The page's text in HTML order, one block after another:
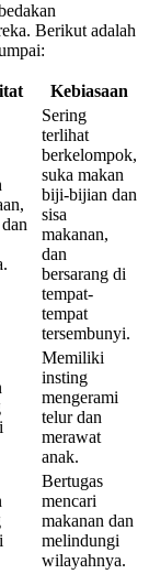
Berikut adalah
Kebiasaan
Sering
terlihat
berkelompok,
suka makan
biji-bijian dan
sisa
makanan,
dan
bersarang di
tempat-
tempat
tersembunyi.
Memiliki
insting
mengerami
telur dan
merawat
anak.
Bertugas
mencari
makanan dan
melindungi
wilayahnya.